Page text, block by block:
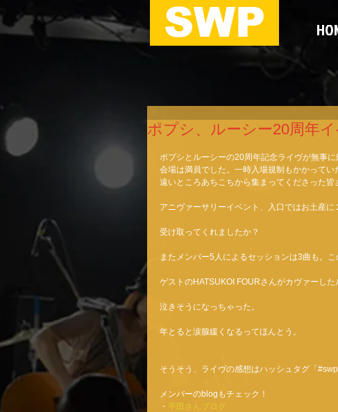
SWP
ポプシ、ルーシー20周年
ポプシとルーシーの20周年記念ライヴが無事に
会場は満員でした。一時入場規制もかかってい
遠いところあちこちから集まってくださった
アニヴァーサリーイベント、入口ではお土産
受け取ってくれましたか？
またメンバー5人によるセッションは3曲も。
ゲストのHATSUKOI FOURさんがカヴァーし
泣きそうになっちゃった。
年とると涙腺緩くなるってほんとう。
そうそう、ライヴの感想はハッシュタグ「
メンバーのblogもチェック！
・ 平田さんブログ